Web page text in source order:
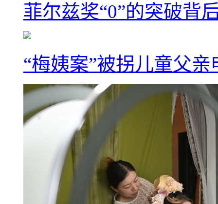
菲尔兹奖“0”的突破背
“梅姨案”被拐儿童父